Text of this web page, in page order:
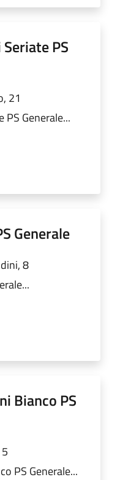
PS
21
Generale...
Generale
8
Bianco PS
PS Generale...